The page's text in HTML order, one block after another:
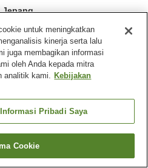
Jepang
Pelayanan kamar
kamar
untuk meningkatkan
kinerja serta lalu
juga membagikan informasi
oleh Anda kepada mitra
analitik kami. Kebijakan
Pribadi Saya
Cookie